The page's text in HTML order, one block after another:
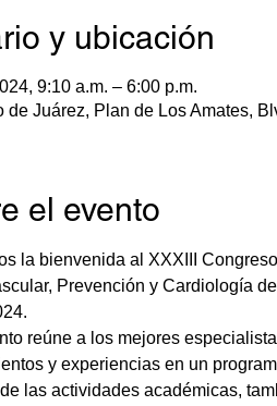
y ubicación
9:10 a.m. – 6:00 p.m.
de Juárez, Plan de Los Amates,
el evento
la bienvenida al XXXIII
Prevención y Cardiología
reúne a los mejores
y experiencias en un
las actividades académicas,